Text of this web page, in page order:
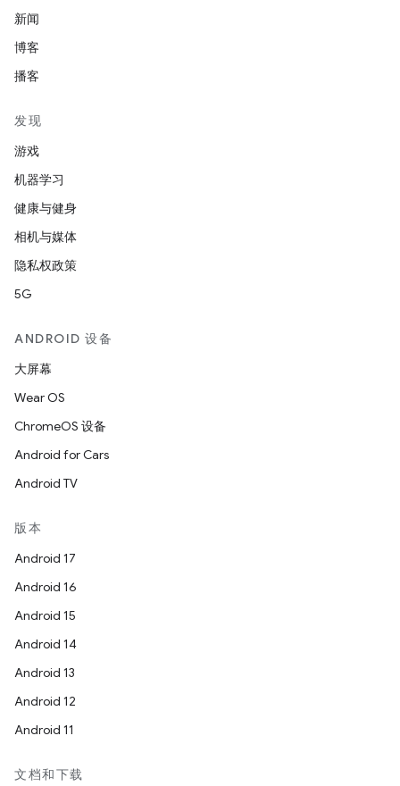
新闻
博客
播客
发现
游戏
机器学习
健康与健身
相机与媒体
隐私权政策
5G
ANDROID 设备
大屏幕
Wear OS
ChromeOS 设备
Android for Cars
Android TV
版本
Android 17
Android 16
Android 15
Android 14
Android 13
Android 12
Android 11
文档和下载